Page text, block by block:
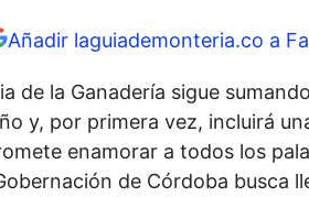
Añadir laguiademonteria.co a
de la Ganadería sigue
y, por primera vez, incluirá
enamorar a todos los
de Córdoba busca